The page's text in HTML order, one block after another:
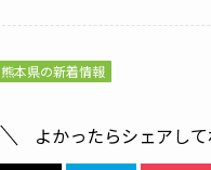
熊本県の新着情報
よかったらシェアして